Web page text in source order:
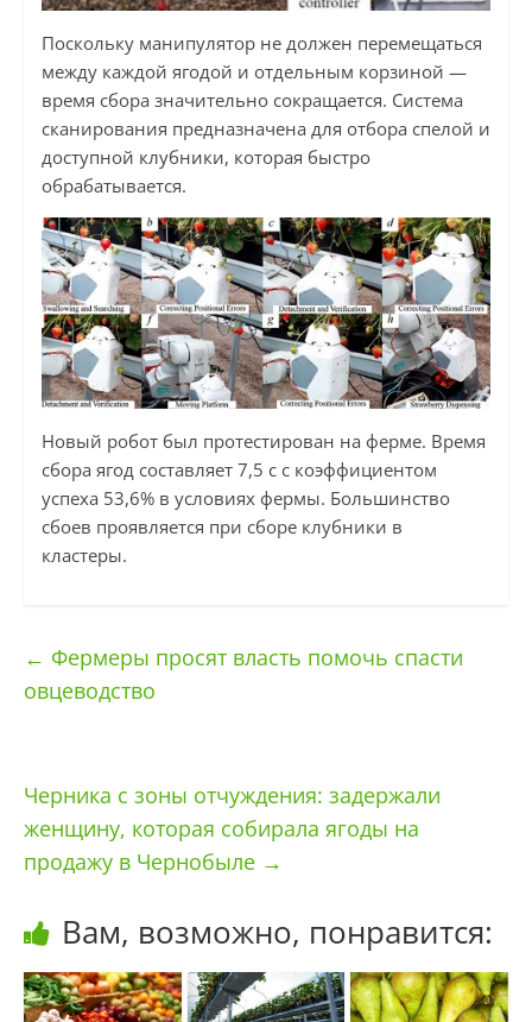
Поскольку манипулятор не должен перемещаться
между каждой ягодой и отдельным корзиной —
время сбора значительно сокращается. Система
сканирования предназначена для отбора спелой и
доступной клубники, которая быстро
обрабатывается.
Новый робот был протестирован на ферме. Время
сбора ягод составляет 7,5 с с коэффициентом
успеха 53,6% в условиях фермы. Большинство
сбоев проявляется при сборе клубники в
кластеры.
← Фермеры просят власть помочь спасти
овцеводство
Черника с зоны отчуждения: задержали
женщину, которая собирала ягоды на
продажу в Чернобыле →
Вам, возможно, понравится: